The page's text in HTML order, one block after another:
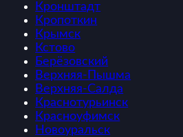
Кронштадт
Кропоткин
Крымск
Кстово
Берёзовский
Верхняя-Пышма
Верхняя-Салда
Краснотурьинск
Красноуфимск
Новоуральск